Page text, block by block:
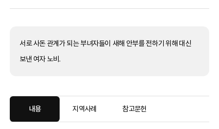
서로 사돈 관계가 되는 부녀자들이 새해 안부를 전하기 위해 대신
보낸 여자 노비.
내용 지역사례 참고문헌